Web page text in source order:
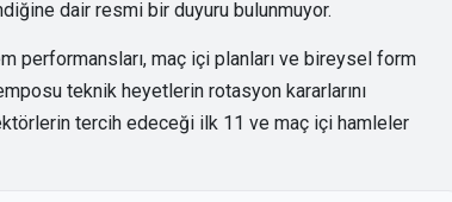
dair resmi bir duyuru bulunmuyor.
performansları, maç içi planları ve bireysel form
teknik heyetlerin rotasyon kararlarını
tercih edeceği ilk 11 ve maç içi hamleler